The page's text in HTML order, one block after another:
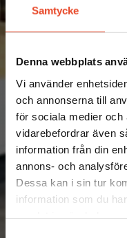
Samtycke
Denna webbplats
Vi använder
och annonserna till
för sociala medier
vidarebefordrar även
information från din
annons- och
Dessa kan i sin tur
information som du
Nyheter
Nära till
kunder i
1 OKTOBER 2025